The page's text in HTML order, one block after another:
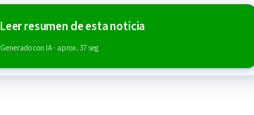
Leer resumen de esta noticia
Generado con IA · aprox. 37 seg